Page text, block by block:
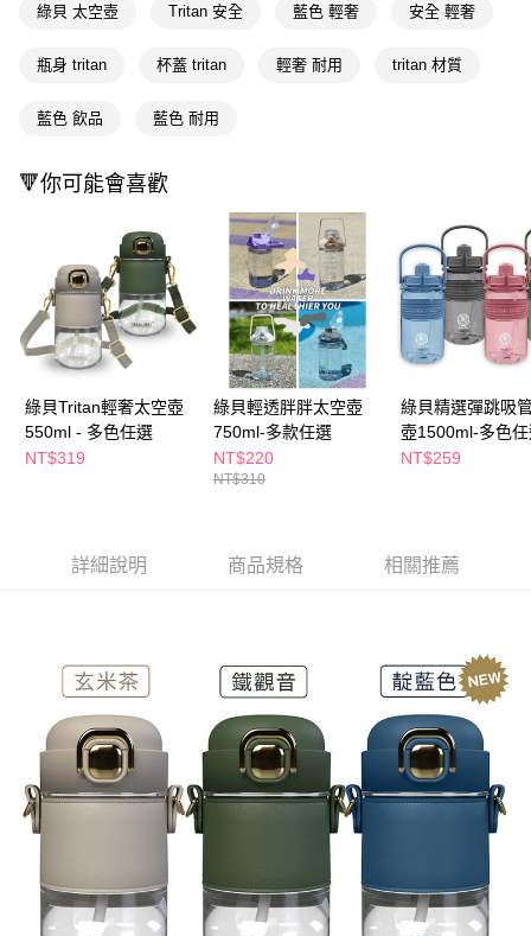
結帳頁面，進行簡訊認證並確認金額後，即可完成結帳。
３．收到繳費通知簡訊後14天內，點擊此簡訊中的連結，可透過四大超商／
購買商品的店家。未經商家同意取消之訂單仍視為有效，需透過AFTEE先享
※ 交易是否成功請以「AFTEE先享後付 」之結帳頁面顯示為準，若有關於
是否繳費成功／繳費後需取消欲退款等相關疑問，請聯繫「AFTEE先享後付
https://netprotections.freshdesk.com/support/home
１．透過由恩沛科技股份有限公司提供之「AFTEE先享後付」服務完成之交
易，需依本服務之必要範圍內提供個人資料，並將交易相關給付款項請求債
權轉讓予恩沛科技股份有限公司。
２．關於個人資料處理事宜，請瀏覽以下網址：
https://aftee.tw/terms/#terms3
３．未成年的使用者請事先徵得法定代理人或監護人之同意方可使用
「AFTEE先享後付」，若未經同意申辦者引起之損失，本公司不負相關責
任。
時審查核予不同之上限額度；若仍有額度不足之情形，本公司將視審查結果
付款後全家取貨
每筆NT$65，滿NT$490(含以上)免運費
付款後萊爾富取貨
7-11取貨付款
每筆NT$65，滿NT$490(含以上)免運費
付款後7-11取貨
每筆NT$65，滿NT$490(含以上)免運費
宅配(本島)
每筆NT$100，滿NT$790(含以上)免運費
付款後寶雅門市自取(由倉庫統一出貨)
綠貝 太空壺 Tritan 安全 藍色 輕奢 安全 輕奢
瓶身 tritan 杯蓋 tritan 輕奢 耐用 tritan 材質
藍色 飲品 藍色 耐用
🔻你可能會喜歡
綠貝Tritan輕奢太空壺
550ml - 多色任選
NT$319
綠貝輕透胖胖太空壺
750ml-多款任選
NT$220
NT$310
綠貝精選彈跳吸
壺1500ml-多色
NT$259
詳細說明 商品規格 相關推薦